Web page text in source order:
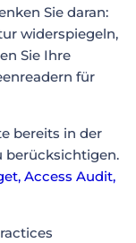
Sie daran:
widerspiegeln,
Sie Ihre
für
bereits in der
berücksichtigen.
, Access Audit,